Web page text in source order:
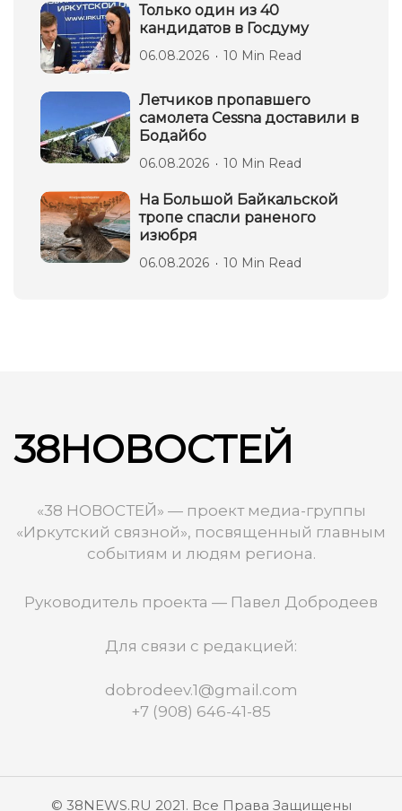
Только один из 40
кандидатов в Госдуму
06.08.2026 10 Min Read
Летчиков пропавшего
самолета Cessna доставили в
Бодайбо
06.08.2026 10 Min Read
На Большой Байкальской
тропе спасли раненого
изюбря
06.08.2026 10 Min Read
38НОВОСТЕЙ
«38 НОВОСТЕЙ» — проект медиа-группы
«Иркутский связной», посвященный главным
событиям и людям региона.
Руководитель проекта — Павел Добродеев
Для связи с редакцией:
dobrodeev.1@gmail.com
+7 (908) 646-41-85
© 38NEWS.RU 2021. Все Права Защищены